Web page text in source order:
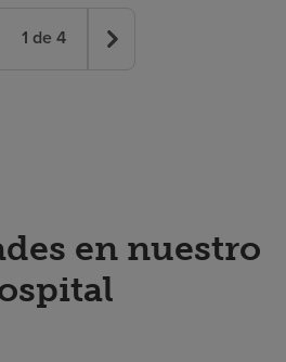
1 de 4
en nuestro